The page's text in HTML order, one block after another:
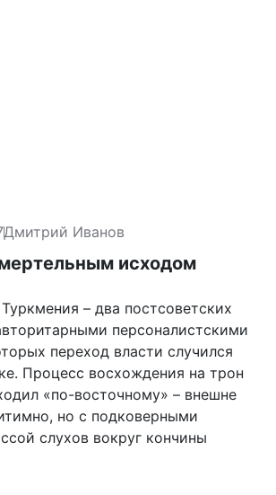
Дмитрий Иванов
исходом
– два постсоветских
персоналистскими
переход власти случился
Процесс восхождения на трон
«по-восточному» – внешне
но с подковерными
слухов вокруг кончины